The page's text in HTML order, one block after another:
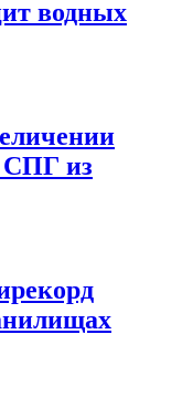
водных
СПГ из